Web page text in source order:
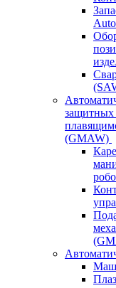
защитных
(GMAW)